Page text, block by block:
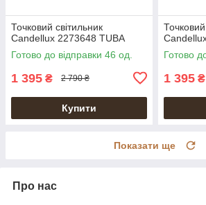
Точковий світильник
Candellux 2273648 TUBA
Готово до відправки 46 од.
1 395 ₴ 2 790 ₴
Купити
Точковий
Готово
1 395 ₴
Показати ще
Про нас